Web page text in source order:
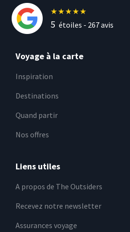
★★★★★
5 étoiles - 267avis
Voyage à la carte
Inspiration
Destinations
Quand partir
Nos offres
Liens utiles
A propos de The Outsiders
Recevez notre newsletter
Assurances voyage